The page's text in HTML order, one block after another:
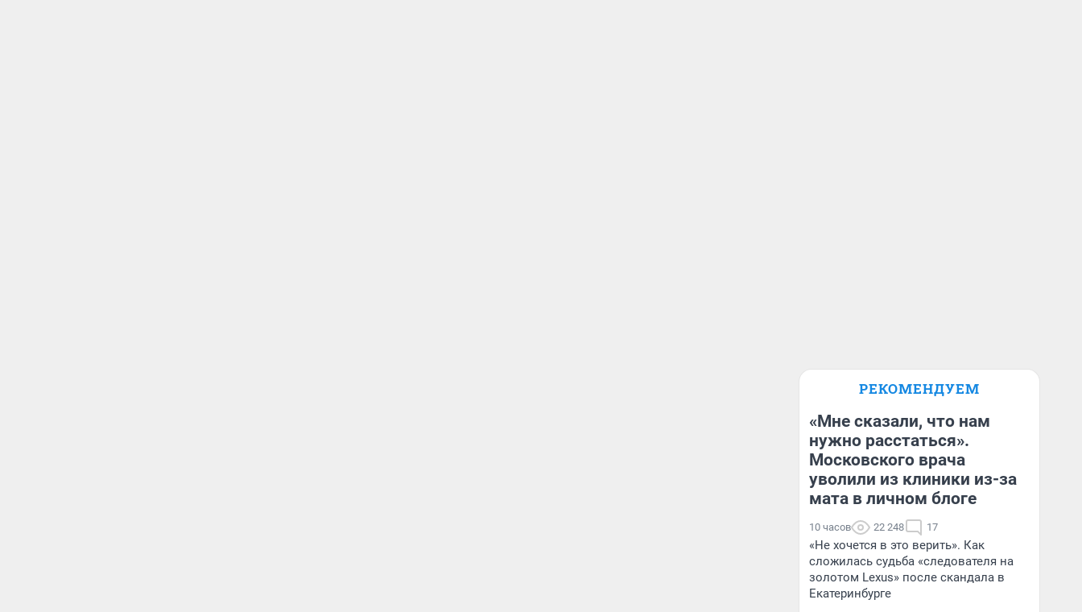
РЕКОМЕНДУЕМ
«Мне сказали, что нам
нужно расстаться».
Московского врача
уволили из клиники из-за
мата в личном блоге
10 часов 22 248 17
«Не хочется в это верить». Как
сложилась судьба «следователя на
золотом Lexus» после скандала в
Екатеринбурге